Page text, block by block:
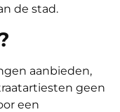
de stad.
aanbieden,
geen
een